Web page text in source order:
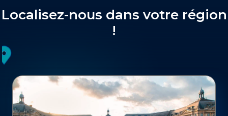
Localisez-nous dans votre région
!